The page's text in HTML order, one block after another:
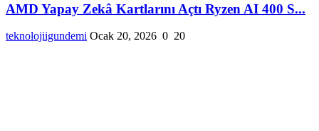
AMD Yapay Zekâ Kartlarını Açtı Ryzen AI 400 S...
teknolojiigundemi Ocak 20, 2026 0 20